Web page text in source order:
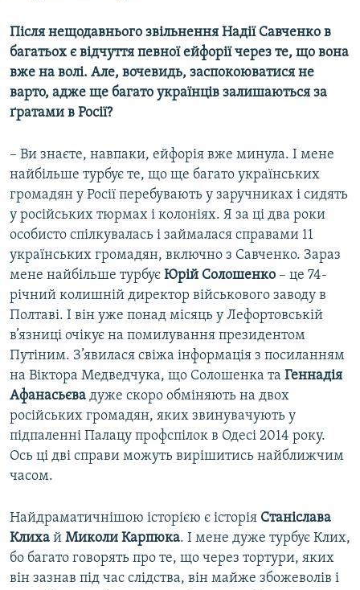
Після нещодавнього звільнення Надії Савченко в
багатьох є відчуття певної ейфорії через те, що вона
вже на волі. Але, вочевидь, заспокоюватися не
варто, адже ще багато українців залишаються за
ґратами в Росії?
– Ви знаєте, навпаки, ейфорія вже минула. І мене
найбільше турбує те, що ще багато українських
громадян у Росії перебувають у заручниках і сидять
у російських тюрмах і колоніях. Я за ці два роки
особисто спілкувалась і займалася справами 11
українських громадян, включно з Савченко. Зараз
мене найбільше турбує Юрій Солошенко – це 74-
річний колишній директор військового заводу в
Полтаві. І він уже понад місяць у Лефортовській
в’язниці очікує на помилування президентом
Путіним. З’явилася свіжа інформація з посиланням
на Віктора Медведчука, що Солошенка та Геннадія
Афанасьєва дуже скоро обміняють на двох
російських громадян, яких звинувачують у
підпаленні Палацу профспілок в Одесі 2014 року.
Ось ці дві справи можуть вирішитись найближчим
часом.
Найдраматичнішою історією є історія Станіслава
Клиха й Миколи Карпюка. І мене дуже турбує Клих,
бо багато говорять про те, що через тортури, яких
він зазнав під час слідства, він майже збожеволів і